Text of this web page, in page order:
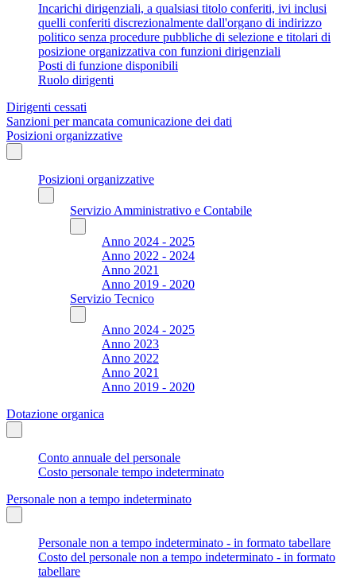
Incarichi dirigenziali, a qualsiasi titolo conferiti, ivi inclusi
quelli conferiti discrezionalmente dall'organo di indirizzo
politico senza procedure pubbliche di selezione e titolari di
posizione organizzativa con funzioni dirigenziali
Posti di funzione disponibili
Ruolo dirigenti
Dirigenti cessati
Sanzioni per mancata comunicazione dei dati
Posizioni organizzative
Posizioni organizzative
Servizio Amministrativo e Contabile
Anno 2024 - 2025
Anno 2022 - 2024
Anno 2021
Anno 2019 - 2020
Servizio Tecnico
Anno 2024 - 2025
Anno 2023
Anno 2022
Anno 2021
Anno 2019 - 2020
Dotazione organica
Conto annuale del personale
Costo personale tempo indeterminato
Personale non a tempo indeterminato
Personale non a tempo indeterminato - in formato tabellare
Costo del personale non a tempo indeterminato - in formato
tabellare